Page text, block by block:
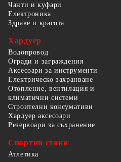
Чанти и куфари
Електроника
Здраве и красота
Хардуер
Водопровод
Огради и заграждения
Аксесоари за инструменти
Електрическо захранване
Отопление, вентилация и
климатични системи
Строителни консумативи
Хардуер аксесоари
Резервоари за съхранение
Спортни стоки
Атлетика